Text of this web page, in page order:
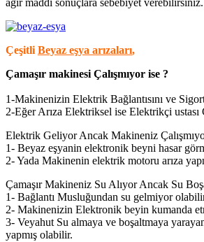
ağır maddi sonuçlara sebebiyet verebilirsiniz.
Çeşitli Beyaz eşya arızaları,
Çamaşır makinesi Çalışmıyor ise ?
1-Makinenizin Elektrik Bağlantısını ve
2-Eğer Arıza Elektriksel ise Elektrikçi ustası
Elektrik Geliyor Ancak Makineniz
1- Beyaz eşyanin elektronik beyni hasar
2- Yada Makinenin elektrik motoru arıza
Çamaşır Makineniz Su Alıyor Ancak Su
1- Bağlantı Musluğundan su gelmiyor
2- Makinenizin Elektronik beyin kumanda
3- Veyahut Su almaya ve boşaltmaya
yapmış olabilir.